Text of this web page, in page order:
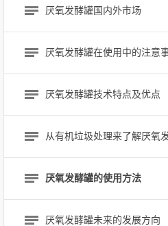
厌氧发酵罐国内外市场
厌氧发酵罐在使用中的注意
厌氧发酵罐技术特点及优点
从有机垃圾处理来了解厌氧
厌氧发酵罐的使用方法
厌氧发酵罐未来的发展方向